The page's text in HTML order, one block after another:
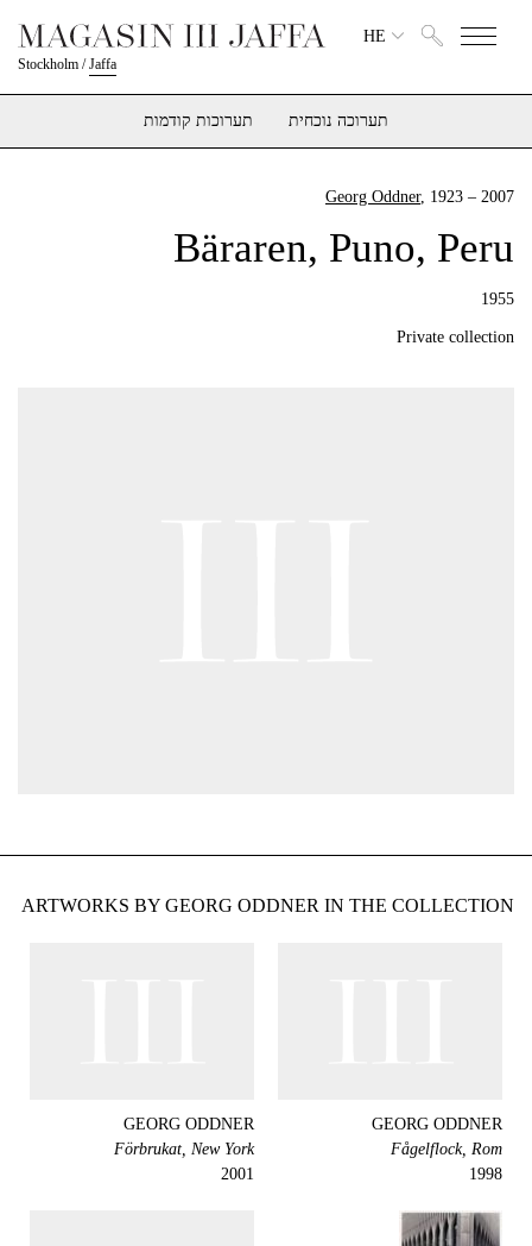
Stockholm /Jaffa
HE
תערוכה נוכחית תערוכות קודמות
Georg Oddner, 1923 – 2007
Bäraren, Puno, Peru
1955
Private collection
ARTWORKS BY GEORG ODDNER IN THE COLLECTION
GEORG ODDNER
Fågelflock, Rom
1998
GEORG ODDNER
Förbrukat, New York
2001